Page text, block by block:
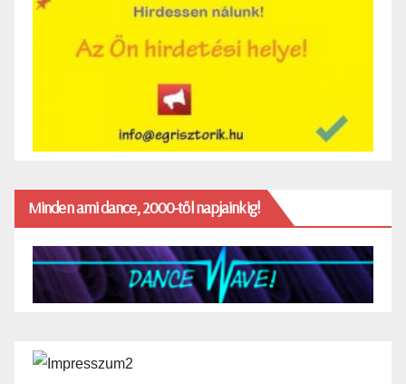
Minden ami dance, 2000-től napjainkig!